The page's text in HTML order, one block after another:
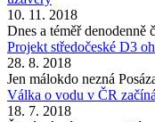
10. 11. 2018
Dnes a téměř
Projekt středočeské D3
28. 8. 2018
Jen málokdo nezná
Válka o vodu v ČR
18. 7. 2018